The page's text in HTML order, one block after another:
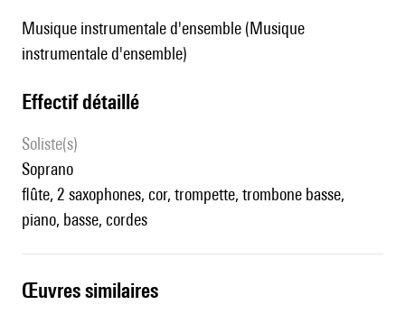
Musique instrumentale d'ensemble (Musique
instrumentale d'ensemble)
effectif détaillé
Soliste(s)
soprano
flûte, 2 saxophones, cor, trompette, trombone basse,
piano, basse, cordes
œuvres similaires